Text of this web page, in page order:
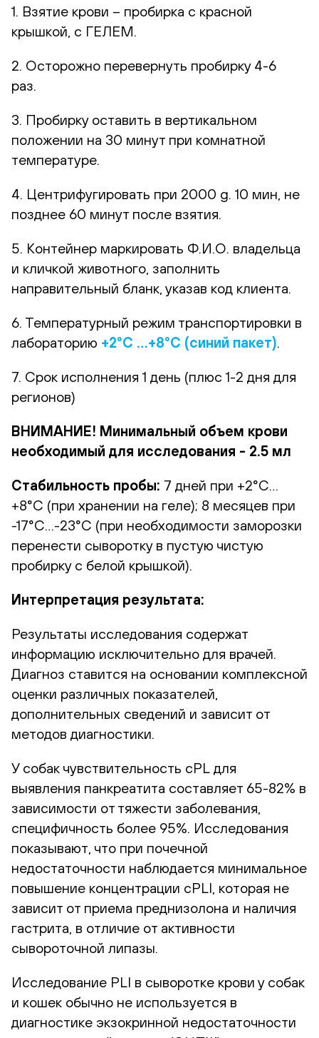
1. Взятие крови – пробирка с красной
крышкой, с ГЕЛЕМ.
2. Осторожно перевернуть пробирку 4-6
раз.
3. Пробирку оставить в вертикальном
положении на 30 минут при комнатной
температуре.
4. Центрифугировать при 2000 g. 10 мин, не
позднее 60 минут после взятия.
5. Контейнер маркировать Ф.И.О. владельца
и кличкой животного, заполнить
направительный бланк, указав код клиента.
6. Температурный режим транспортировки в
лабораторию +2°С …+8°С (синий пакет)
7. Срок исполнения 1 день (плюс 1-2 дня для
регионов)
ВНИМАНИЕ! Минимальный объем крови
необходимый для исследования - 2.5 мл
Стабильность пробы: 7 дней при +2°С…
+8°С (при хранении на геле); 8 месяцев при
-17°С…-23°С (при необходимости заморозки
перенести сыворотку в пустую чистую
пробирку с белой крышкой).
Интерпретация результата:
Результаты исследования содержат
информацию исключительно для врачей.
Диагноз ставится на основании комплексной
оценки различных показателей,
дополнительных сведений и зависит от
методов диагностики.
У собак чувствительность сPL для
выявления панкреатита составляет 65-82% в
зависимости от тяжести заболевания,
специфичность более 95%. Исследования
показывают, что при почечной
недостаточности наблюдается минимальное
повышение концентрации сPLI, которая не
зависит от приема преднизолона и наличия
гастрита, в отличие от активности
сывороточной липазы.
Исследование PLI в сыворотке крови у собак
и кошек обычно не используется в
диагностике экзокринной недостаточности